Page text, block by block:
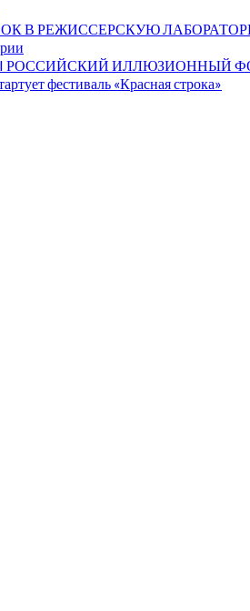
В РЕЖИССЕРСКУЮ
РОССИЙСКИЙ ИЛЛЮЗИОННЫЙ
фестиваль «Красная строка»